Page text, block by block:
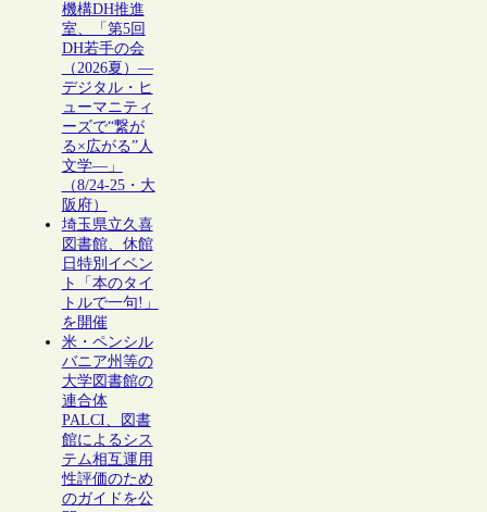
機構DH推進
室、「第5回
DH若手の会
（2026夏）―
デジタル・ヒ
ューマニティ
ーズで“繋が
る×広がる”人
文学―」
（8/24-25・大
阪府）
埼玉県立久喜
図書館、休館
日特別イベン
ト「本のタイ
トルで一句!」
を開催
米・ペンシル
バニア州等の
大学図書館の
連合体
PALCI、図書
館によるシス
テム相互運用
性評価のため
のガイドを公